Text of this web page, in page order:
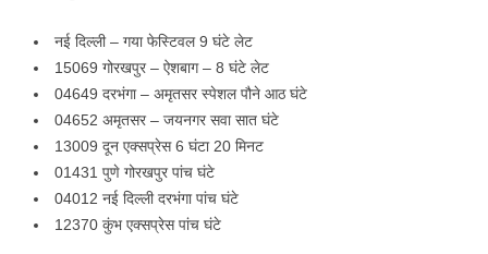
नई दिल्ली – गया फेस्टिवल 9 घंटे लेट
15069 गोरखपुर – ऐशबाग – 8 घंटे लेट
04649 दरभंगा – अमृतसर स्पेशल पौने आठ घंटे
04652 अमृतसर – जयनगर सवा सात घंटे
13009 दून एक्सप्रेस 6 घंटा 20 मिनट
01431 पुणे गोरखपुर पांच घंटे
04012 नई दिल्ली दरभंगा पांच घंटे
12370 कुंभ एक्सप्रेस पांच घंटे